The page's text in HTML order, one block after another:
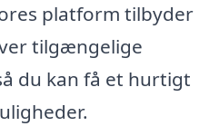
platform tilbyder
tilgængelige
du kan få et hurtigt